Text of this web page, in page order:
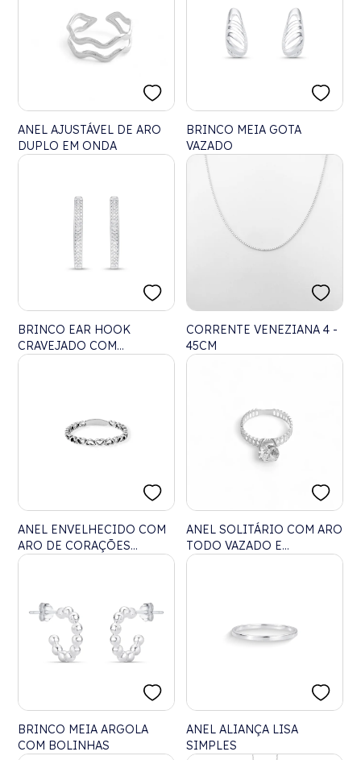
ANEL AJUSTÁVEL DE ARO
DUPLO EM ONDA
BRINCO MEIA GOTA
VAZADO
BRINCO EAR HOOK
CRAVEJADO COM
ZIRCÔNIAS
CORRENTE VENEZIANA 4 -
45CM
ANEL ENVELHECIDO COM
ARO DE CORAÇÕES
VAZADO
ANEL SOLITÁRIO COM ARO
TODO VAZADO E
ZIRCÔNIA CRISTAL
BRINCO MEIA ARGOLA
COM BOLINHAS
ANEL ALIANÇA LISA
SIMPLES